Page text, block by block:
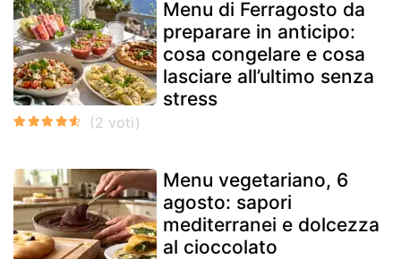
Menu di Ferragosto da
preparare in anticipo:
cosa congelare e cosa
lasciare all’ultimo senza
stress
Menu vegetariano, 6
agosto: sapori
mediterranei e dolcezza
al cioccolato